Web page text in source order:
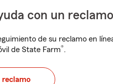
con un
de su reclamo en
de State Farm®.
reclamo